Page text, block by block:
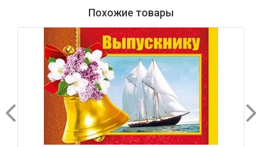
Похожие товары